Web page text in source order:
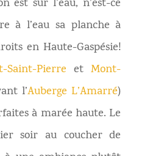
est sur l’eau, n’est-ce
à l’eau sa planche à
en Haute-Gaspésie!
Saint-Pierre etMont-
l’Auberge L’Amarré)
à marée haute. Le
soir au coucher de